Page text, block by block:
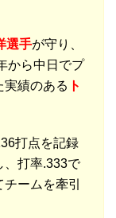
選手が守り、
から中日でプ
実績のある ト
打点を記録
、打率.333で
ームを牽引